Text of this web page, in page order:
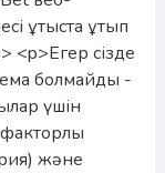
ұтыста ұтып
<p>Егер сізде
болмайды -
үшін
және